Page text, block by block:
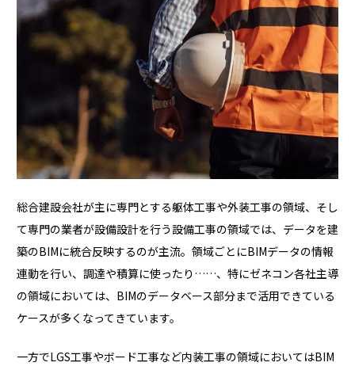
総合建設会社が主に専門とする躯体工事や外装工事の領域、そし
て専門の業者が設備設計を行う設備工事の領域では、データを建
築のBIMに統合反映するのが主流。領域ごとにBIMデータの情報
連動を行い、調達や積算に使ったり……、特にゼネコン各社主導
の領域においては、BIMのデータベース部分まで活用できている
ケースが多くなってきています。
一方でLGS工事やボード工事など内装工事の領域においてはBIM